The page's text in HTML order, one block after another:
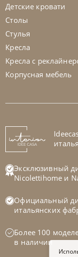
Стол
На заказ
Детские кровати
Столы
Стулья
Кресла
Кресла с
Корпусная мебель
Эксклюзивный
Nicolettihome и
Официальный
итальянских
Более 100
в наличии